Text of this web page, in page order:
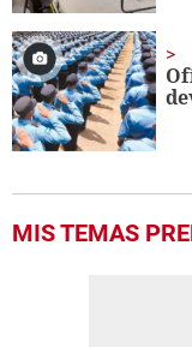
MIS TEMAS